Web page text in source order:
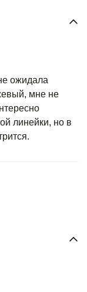
ожидала
мне не
линейки, но в